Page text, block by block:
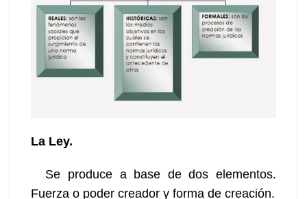
La Ley.
Se produce a base de dos elementos.
Fuerza o poder creador y forma de creación.